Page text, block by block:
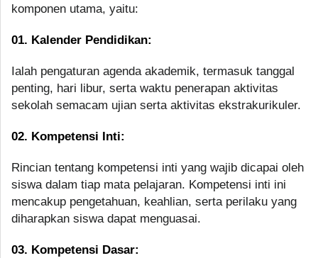
komponen utama, yaitu:
01. Kalender Pendidikan:
Ialah pengaturan agenda akademik, termasuk tanggal
penting, hari libur, serta waktu penerapan aktivitas
sekolah semacam ujian serta aktivitas ekstrakurikuler.
02. Kompetensi Inti:
Rincian tentang kompetensi inti yang wajib dicapai oleh
siswa dalam tiap mata pelajaran. Kompetensi inti ini
mencakup pengetahuan, keahlian, serta perilaku yang
diharapkan siswa dapat menguasai.
03. Kompetensi Dasar: